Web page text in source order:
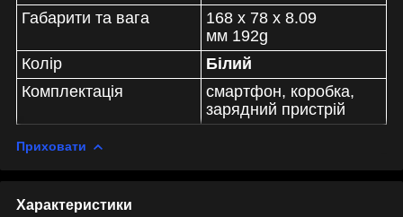
Габарити та вага
168 x 78 x 8.09
мм 192g
Колір
Білий
Комплектація
смартфон, коробка,
зарядний пристрій
Приховати
Характеристики